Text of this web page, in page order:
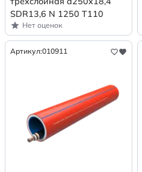
SDR13,6 N 1250 Т110
Нет оценок
Артикул:010911